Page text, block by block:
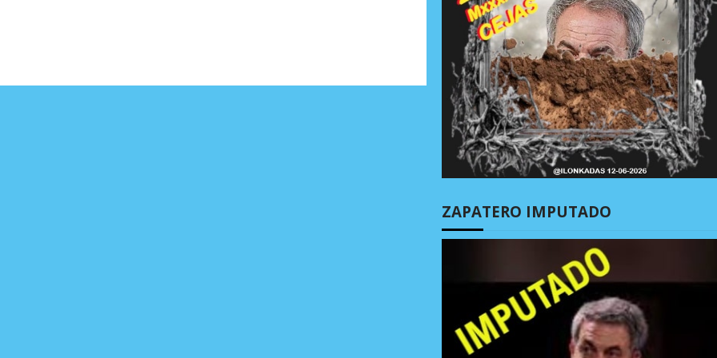
ZAPATERO IMPUTADO